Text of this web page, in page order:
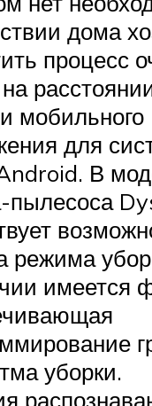
дома
процесс
мобильного
для
В
пылесоса
режима
имеется
уборки.